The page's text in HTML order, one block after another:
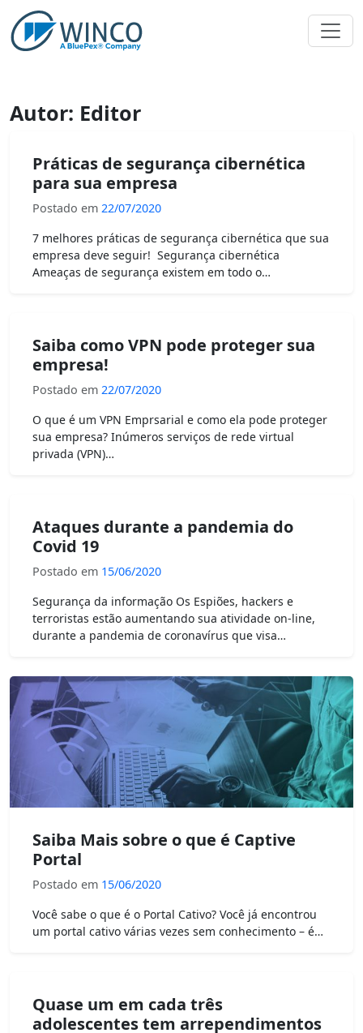
Pular
para
Autor: Editor
Práticas de segurança cibernética
para sua empresa
Postado em 22/07/2020
7 melhores práticas de segurança cibernética que sua
empresa deve seguir! Segurança cibernética
Ameaças de segurança existem em todo o…
Saiba como VPN pode proteger sua
empresa!
Postado em 22/07/2020
O que é um VPN Emprsarial e como ela pode proteger
sua empresa? Inúmeros serviços de rede virtual
privada (VPN)…
Ataques durante a pandemia do
Covid 19
Postado em 15/06/2020
Segurança da informação Os Espiões, hackers e
terroristas estão aumentando sua atividade on-line,
durante a pandemia de coronavírus que visa…
Saiba Mais sobre o que é Captive
Portal
Postado em 15/06/2020
Você sabe o que é o Portal Cativo? Você já encontrou
um portal cativo várias vezes sem conhecimento – é…
Quase um em cada três
adolescentes tem arrependimentos